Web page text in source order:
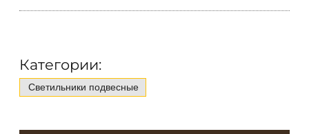
Категории:
Светильники подвесные